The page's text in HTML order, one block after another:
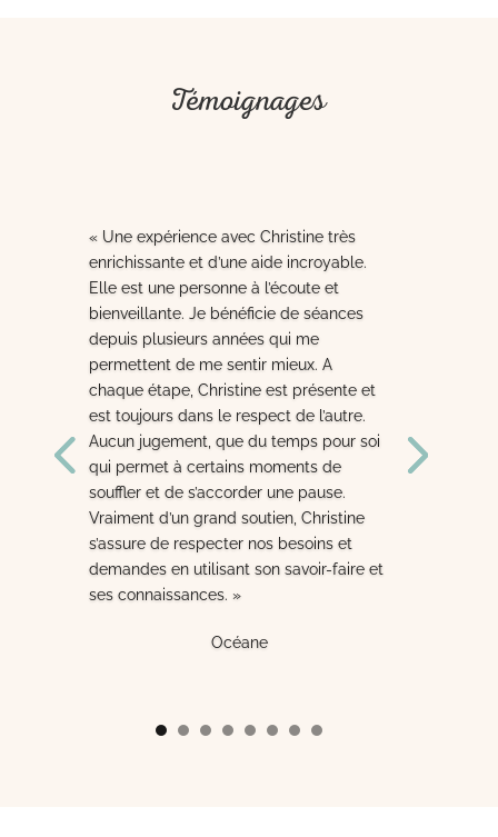
Témoignages
« Une expérience avec Christine très
enrichissante et d’une aide incroyable.
Elle est une personne à l’écoute et
bienveillante. Je bénéficie de séances
depuis plusieurs années qui me
permettent de me sentir mieux. A
chaque étape, Christine est présente et
est toujours dans le respect de l’autre.
Aucun jugement, que du temps pour soi
qui permet à certains moments de
souffler et de s’accorder une pause.
Vraiment d’un grand soutien, Christine
s’assure de respecter nos besoins et
demandes en utilisant son savoir-faire et
ses connaissances. »
Océane